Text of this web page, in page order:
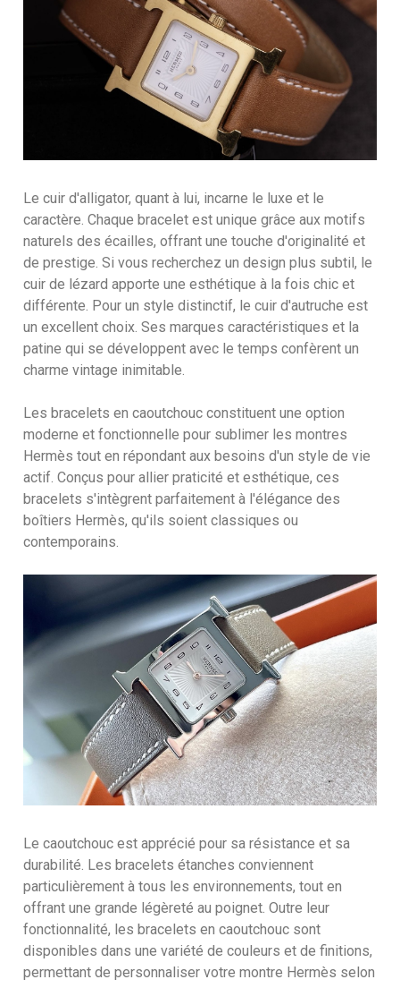
Le cuir d'alligator, quant à lui, incarne le luxe et le
caractère. Chaque bracelet est unique grâce aux motifs
naturels des écailles, offrant une touche d'originalité et
de prestige. Si vous recherchez un design plus subtil, le
cuir de lézard apporte une esthétique à la fois chic et
différente. Pour un style distinctif, le cuir d'autruche est
un excellent choix. Ses marques caractéristiques et la
patine qui se développent avec le temps confèrent un
charme vintage inimitable.
Les bracelets en caoutchouc constituent une option
moderne et fonctionnelle pour sublimer les montres
Hermès tout en répondant aux besoins d'un style de vie
actif. Conçus pour allier praticité et esthétique, ces
bracelets s'intègrent parfaitement à l'élégance des
boîtiers Hermès, qu'ils soient classiques ou
contemporains.
Le caoutchouc est apprécié pour sa résistance et sa
durabilité. Les bracelets étanches conviennent
particulièrement à tous les environnements, tout en
offrant une grande légèreté au poignet. Outre leur
fonctionnalité, les bracelets en caoutchouc sont
disponibles dans une variété de couleurs et de finitions,
permettant de personnaliser votre montre Hermès selon